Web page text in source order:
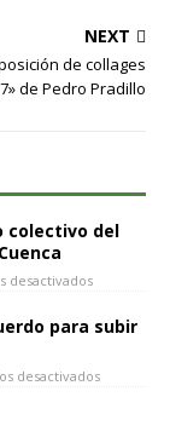
NEXT
de collages
de Pedro Pradillo
colectivo del
desactivados
para subir
desactivados